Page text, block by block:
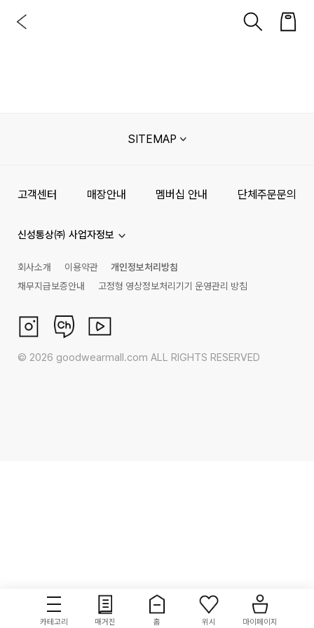
카테고리 매거진 홈 위시 마이페이지
SITEMAP
고객센터 매장안내 멤버십 안내 단체주문문의
신성통상㈜ 사업자정보
회사소개 이용약관
개인정보처리방침
채무지급보증안내
고정형 영상정보처리기기 운영관리 방침
© 2026 goodwearmall.com ALL RIGHTS RESERVED